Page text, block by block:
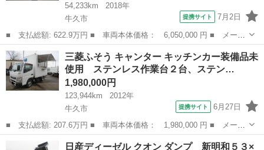
54,233km
2018年
牛久市
提携サイト 7月2日
■ 支払総額: 622.9万円 ■ 車両本体価格： 6,050,000 円 ■ メーカ
ー名： 日野 ■ 車種名： ヒノレンジャー ■ グレード名： ユニ
ック４段ＲＣクレーン 古河ユニック製Ｇ－ＦＯＲＣＥ・４段ブー
ム・２．９...
茨城 牛久市 その他
三菱ふそう キャンター キッチンカー装備品未
使用 ステンレス作業台２台、ステン…
1,980,000円
123,944km
2012年
牛久市
提携サイト 6月27日
■ 支払総額: 207.6万円 ■ 車両本体価格： 1,980,000 円 ■ メーカ
ー名： 三菱ふそう ■ 車種名： キャンター ■ グレード名： キ
牛久市 その他
日産ディーゼル クオン ダンプ 新明和５３×